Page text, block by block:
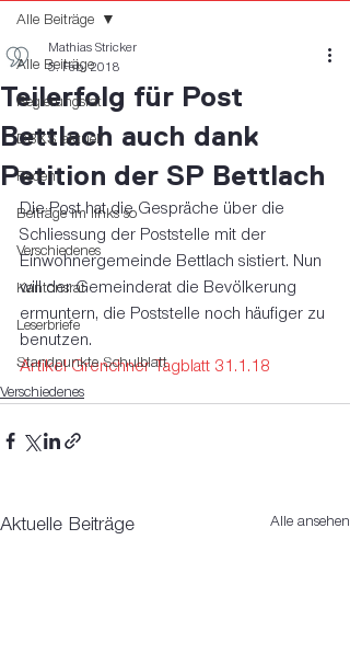
Alle Beiträge
Regierungsrat
DBKS aktuell
Reden
Beiträge im links so
Verschiedenes
Kantonsrat
Leserbriefe
Standpunkte Schulblatt
Alle Beiträge
Teilerfolg für Post
Bettlach auch dank
Petition der SP Bettlach
Mathias Stricker
5. Feb. 2018
Die Post hat die Gespräche über die
Schliessung der Poststelle mit der
Einwohnergemeinde Bettlach sistiert. Nun
will der Gemeinderat die Bevölkerung
ermuntern, die Poststelle noch häufiger zu
benutzen.
Artikel Grenchner Tagblatt 31.1.18
Verschiedenes
Aktuelle Beiträge Alle ansehen